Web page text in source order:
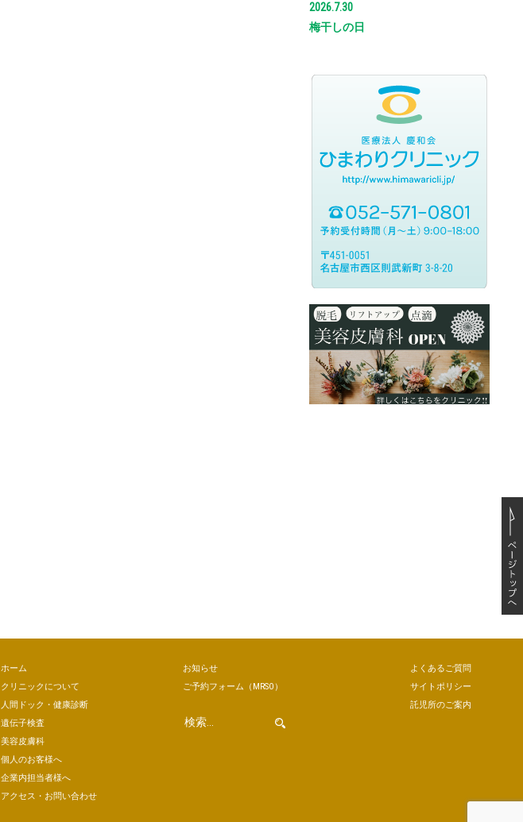
2026.7.30
梅干しの日
ホーム
クリニックについて
人間ドック・健康診断
遺伝子検査
美容皮膚科
個人のお客様へ
企業内担当者様へ
アクセス・お問い合わせ
お知らせ
ご予約フォーム （MRSO）
よくあるご質問
サイトポリシー
託児所のご案内